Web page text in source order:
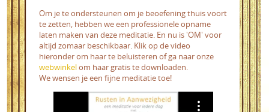
Om je te ondersteunen om je beoefening thuis voort
te zetten, hebben we een professionele opname
laten maken van deze meditatie. En nu is 'OM' voor
altijd zomaar beschikbaar. Klik op de video
hieronder om haar te beluisteren of ga naar onze
webwinkelom haar gratis te downloaden.
We wensen je een fijne meditatie toe!